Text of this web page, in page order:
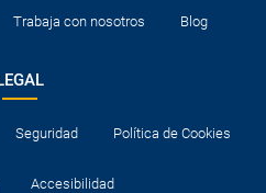
Trabaja con nosotros Blog
Seguridad Política de Cookies
Accesibilidad